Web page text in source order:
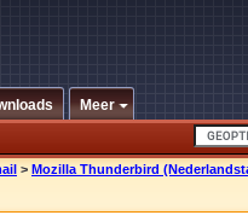
Meer
> Mozilla Thunderbird